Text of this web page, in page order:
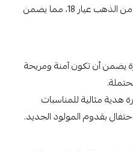
: مصنوعة من الذهب عيار 18، مما يضمن
يضمن أن تكون آمنة ومريحة
هدية مثالية للمناسبات
بقدوم المولود الجديد.